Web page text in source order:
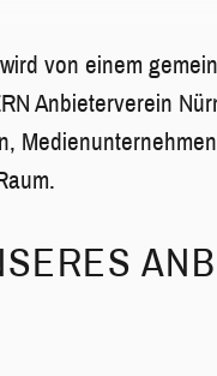
von einem
Anbieterverein